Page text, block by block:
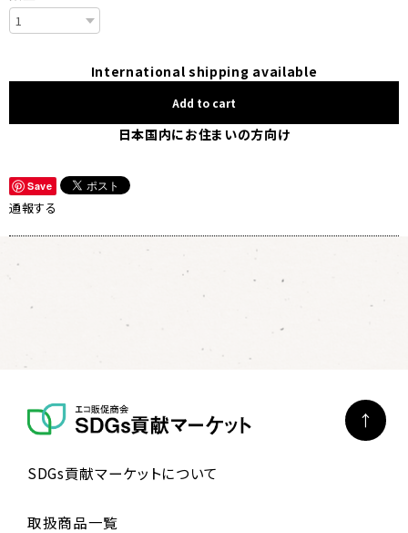
International shipping available
Add to cart
日本国内にお住まいの方向け
Save
通報する
SDGs貢献マーケットについて
取扱商品一覧